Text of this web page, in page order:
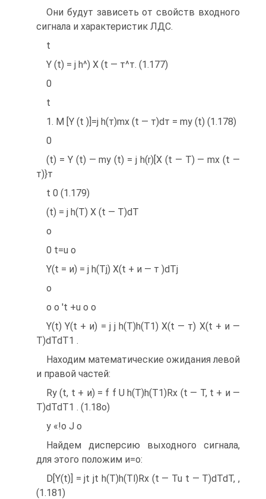
Они будут зависеть от свойств входного
сигнала и характеристик ЛДС.
t
Y (t) = j h^) X (t — т^т. (1.177)
0
t
1. M [Y (t )]=j h(т)mx (t — т)dт = my (t) (1.178)
0
(t) = Y (t) — my (t) = j h(r)[X (t — T) — mx (t —
т)}т
t 0 (1.179)
(t) = j h(T) X (t — T)dT
о
0 t=u о
Y(t = и) = j h(Tj) X(t + и — т )dTj
о
о о 't +u о о
Y(t) Y(t + и) = j j h(T)h(T1) X(t — т) X(t + и —
T)dTdT1 .
Находим математические ожидания левой
и правой частей:
Ry (t, t + и) = f f U h(T)h(T1)Rx (t — T, t + и —
T)dTdT1 . (1.18о)
y «!о J o
Найдем дисперсию выходного сигнала,
для этого положим и=о:
D[Y(t)] = jt jt h(T)h(Tl)Rx (t — Tu t — T)dTdT, ,
(1.181)